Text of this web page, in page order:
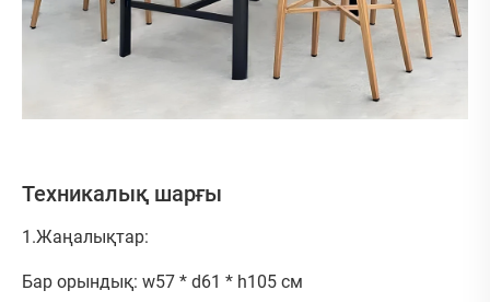
Техникалық шарғы
1.Жаңалықтар:
Бар орындық: w57 * d61 * h105 см